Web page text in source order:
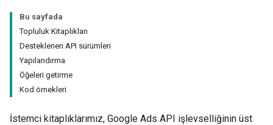
Bu sayfada
Topluluk Kitaplıkları
Desteklenen API sürümleri
Yapılandırma
Öğeleri getirme
Kod örnekleri
İstemci kitaplıklarımız, Google Ads API işlevselliğinin üst